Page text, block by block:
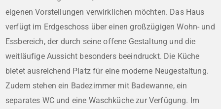
eigenen Vorstellungen verwirklichen möchten. Das Haus
verfügt im Erdgeschoss über einen großzügigen Wohn- und
Essbereich, der durch seine offene Gestaltung und die
weitläufige Aussicht besonders beeindruckt. Die Küche
bietet ausreichend Platz für eine moderne Neugestaltung.
Zudem stehen ein Badezimmer mit Badewanne, ein
separates WC und eine Waschküche zur Verfügung. Im